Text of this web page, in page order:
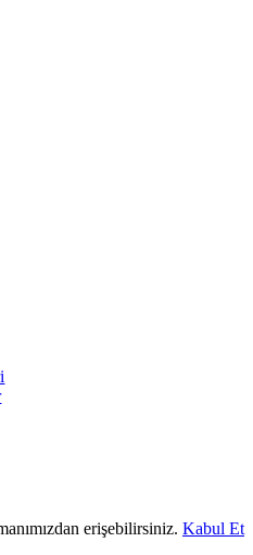
erişebilirsiniz. Kabul Et